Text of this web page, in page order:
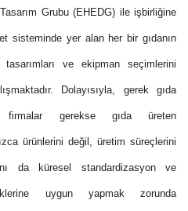
Grubu (EHEDG) ile işbirliğine
sisteminde yer alan her bir gıdanın
ve ekipman seçimlerini
Dolayısıyla, gerek gıda
firmalar gerekse gıda üreten
ürünlerini değil, üretim süreçlerini
da küresel standardizasyon ve
uygun yapmak zorunda